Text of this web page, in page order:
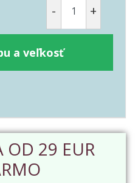
- +
a veľkosť
OD 29 EUR